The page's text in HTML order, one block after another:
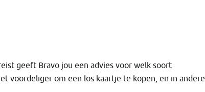
geeft Bravo jou een advies voor welk soort
voordeliger om een los kaartje te kopen, en in andere